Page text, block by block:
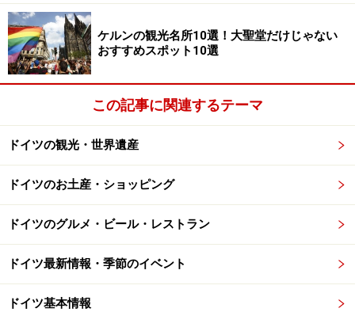
ケルンの観光名所10選！大聖堂だけじゃない
おすすめスポット10選
この記事に関連するテーマ
ドイツの観光・世界遺産
ドイツのお土産・ショッピング
ドイツのグルメ・ビール・レストラン
ドイツ最新情報・季節のイベント
ドイツ基本情報